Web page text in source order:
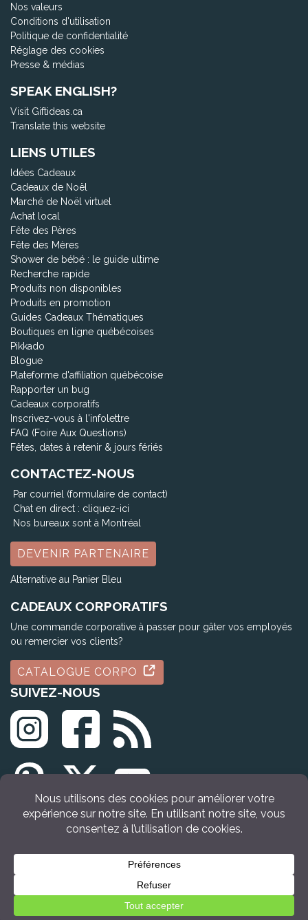
VOIR LE PRODUIT
Nos valeurs
Conditions d'utilisation
Politique de confidentialité
Réglage des cookies
Presse & médias
SPEAK ENGLISH?
Visit Giftideas.ca
Translate this website
LIENS UTILES
Idées Cadeaux
Cadeaux de Noël
Marché de Noël virtuel
Achat local
Fête des Pères
Fête des Mères
Shower de bébé : le guide ultime
Recherche rapide
Produits non disponibles
Produits en promotion
Guides Cadeaux Thématiques
Boutiques en ligne québécoises
Pikkado
Blogue
Plateforme d'affiliation québécoise
Rapporter un bug
Cadeaux corporatifs
Inscrivez-vous à l'infolettre
FAQ (Foire Aux Questions)
Fêtes, dates à retenir & jours fériés
CONTACTEZ-NOUS
Par courriel (formulaire de contact)
Chat en direct : cliquez-ici
Nos bureaux sont à Montréal
DEVENIR PARTENAIRE
Alternative au Panier Bleu
CADEAUX CORPORATIFS
Une commande corporative à passer pour gâter vos employés
ou remercier vos clients?
CATALOGUE CORPO
SUIVEZ-NOUS
© Tous droits réservés Idée Cadeau Québec (2009 - 2026)
Retour en haut